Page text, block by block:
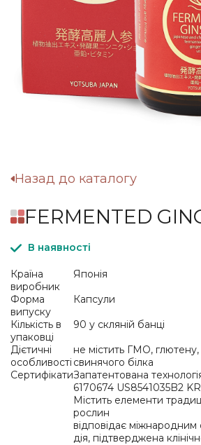
Назад до каталогу
FERMENTED
В наявності
Країна
виробник
Японія
Форма
випуску
Капсули
Кількість в
упаковці
90 у скляній банці
Дієтичні
особливості
не містить ГМО, глютену,
свинячого білка
СертифікатиЗапатентована
6170674 US8541035B2
Містить елементи
рослин
відповідає
дія, підтверджена